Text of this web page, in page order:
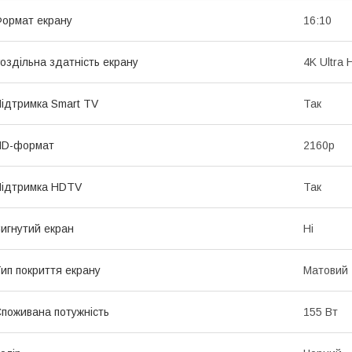
екрану 16:10
здатність екрану 4K Ultra
Smart TV Так
формат 2160p
HDTV Так
екран Ні
покриття екрану Матовий
потужність 155 Вт